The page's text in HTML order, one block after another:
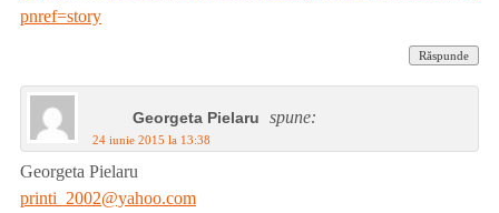
pnref=story
Răspunde
Georgeta Pielaru spune:
24 iunie 2015 la 13:38
Georgeta Pielaru
printi_2002@yahoo.com